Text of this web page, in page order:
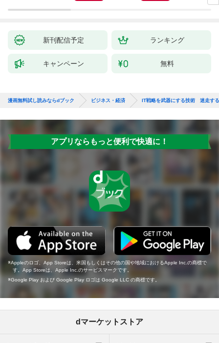
新刊配信予定 ランキング
キャンペーン 無料
漫画無料試し読みならdブック ビジネス・経済 IT戦略を武器にする技術 迷走す
アプリならもっと便利で快適に！
Appleのロゴ、App Storeは、米国もしくはその他の国や地域におけるApple Inc.の商標で
す。App Storeは、Apple Inc.のサービスマークです。
Google Play および Google Play ロゴは Google LLC の商標です。
dマーケットストア